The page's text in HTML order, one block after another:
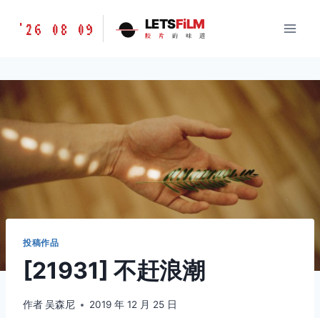
胶
味
LETSFILM
'26 08 09 LETSFiLM
胶 片 的 味 道
投稿作品
[21931] 不赶浪潮
作者吴森尼 2019 年 12 月 25 日